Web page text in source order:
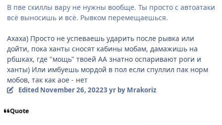
В пве скиллы вару не нужны вообще. Ты просто с автоатаки
всё выносишь и всё. Рывком перемещаешься.
Ахаха) Просто не успеваешь ударить после рывка или
дойти, пока ханты сносят кабины мобам, дамажишь на
рбшках, где "мощь" твоей АА знатно оспаривают роги и
ханты) Или имбуешь мордой в пол если спуллил пак норм
мобов, так как аое - нет
Edited November 26, 20223 yrby Mrakoriz
Quote